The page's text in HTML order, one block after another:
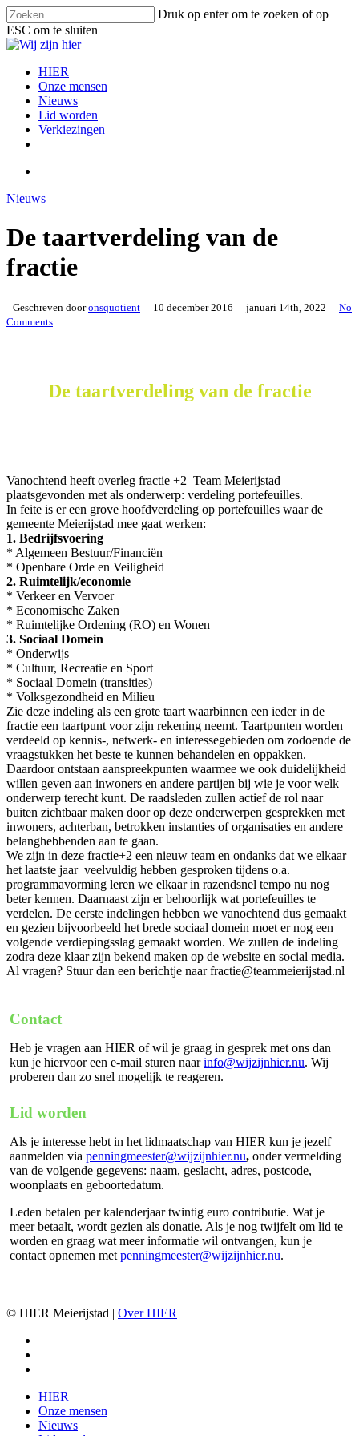
Skip
to
main
content
Druk op enter om te zoeken of op
ESC om te sluiten
Close
search
Menu
HIER
Onze mensen
Nieuws
Lid worden
Verkiezingen
Nieuws
De taartverdeling van de
fractie
Geschreven door onsquotient 10 december 2016 januari 14th, 2022
No
Comments
De taartverdeling van de fractie
Vanochtend heeft overleg fractie +2 Team Meierijstad
plaatsgevonden met als onderwerp: verdeling portefeuilles.
In feite is er een grove hoofdverdeling op portefeuilles waar de
gemeente Meierijstad mee gaat werken:
1. Bedrijfsvoering
* Algemeen Bestuur/Financiën
* Openbare Orde en Veiligheid
2. Ruimtelijk/economie
* Verkeer en Vervoer
* Economische Zaken
* Ruimtelijke Ordening (RO) en Wonen
3. Sociaal Domein
* Onderwijs
* Cultuur, Recreatie en Sport
* Sociaal Domein (transities)
* Volksgezondheid en Milieu
Zie deze indeling als een grote taart waarbinnen een ieder in de
fractie een taartpunt voor zijn rekening neemt. Taartpunten worden
verdeeld op kennis-, netwerk- en interessegebieden om zodoende de
vraagstukken het beste te kunnen behandelen en oppakken.
Daardoor ontstaan aanspreekpunten waarmee we ook duidelijkheid
willen geven aan inwoners en andere partijen bij wie je voor welk
onderwerp terecht kunt. De raadsleden zullen actief de rol naar
buiten zichtbaar maken door op deze onderwerpen gesprekken met
inwoners, achterban, betrokken instanties of organisaties en andere
belanghebbenden aan te gaan.
We zijn in deze fractie+2 een nieuw team en ondanks dat we elkaar
het laatste jaar veelvuldig hebben gesproken tijdens o.a.
programmavorming leren we elkaar in razendsnel tempo nu nog
beter kennen. Daarnaast zijn er behoorlijk wat portefeuilles te
verdelen. De eerste indelingen hebben we vanochtend dus gemaakt
en gezien bijvoorbeeld het brede sociaal domein moet er nog een
volgende verdiepingsslag gemaakt worden. We zullen de indeling
zodra deze klaar zijn bekend maken op de website en social media.
Al vragen? Stuur dan een berichtje naarfractie@teammeierijstad.nl
Contact
Heb je vragen aan HIER of wil je graag in gesprek met ons dan
kun je hiervoor een e-mail sturen naarinfo@wijzijnhier.nu. Wij
proberen dan zo snel mogelijk te reageren.
Lid worden
Als je interesse hebt in het lidmaatschap van HIER kun je jezelf
aanmelden viapenningmeester@wijzijnhier.nu, onder vermelding
van de volgende gegevens: naam, geslacht, adres, postcode,
woonplaats en geboortedatum.
Leden betalen per kalenderjaar twintig euro contributie. Wat je
meer betaalt, wordt gezien als donatie. Als je nog twijfelt om lid te
worden en graag wat meer informatie wil ontvangen, kun je
contact opnemen metpenningmeester@wijzijnhier.nu.
© HIER Meierijstad | Over HIER
Close
Menu
HIER
Onze mensen
Nieuws